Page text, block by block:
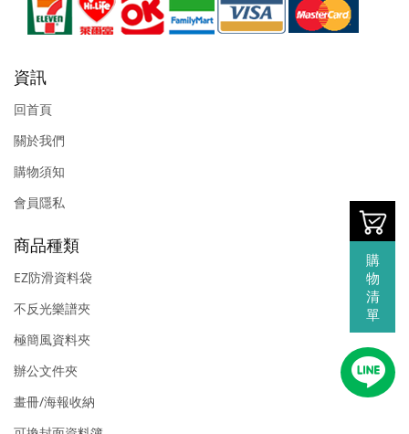
資訊
回首頁
關於我們
購物須知
會員隱私
商品種類
EZ防滑資料袋
不反光樂譜夾
極簡風資料夾
辦公文件夾
畫冊/海報收納
購
物
清
單